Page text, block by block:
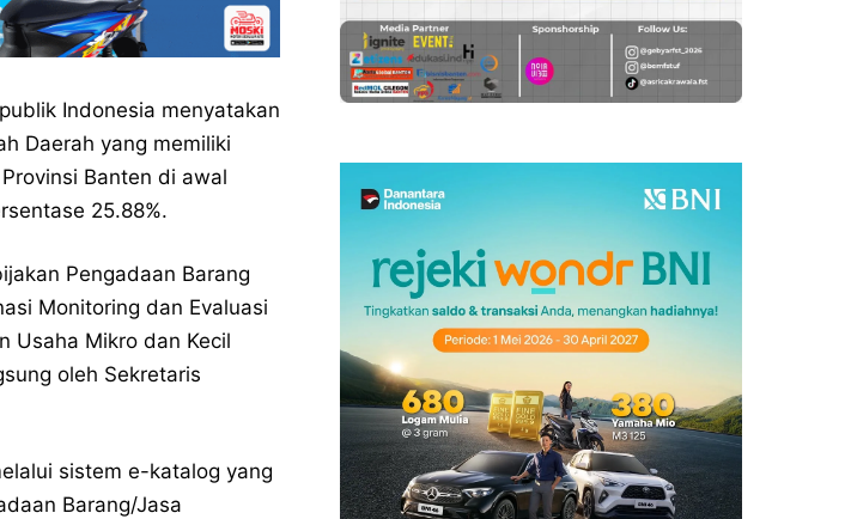
Indonesia menyatakan
Daerah yang memiliki
Banten di awal
25.88%.
Pengadaan Barang
Monitoring dan Evaluasi
Usaha Mikro dan Kecil
oleh Sekretaris
sistem e-katalog yang
Barang/Jasa